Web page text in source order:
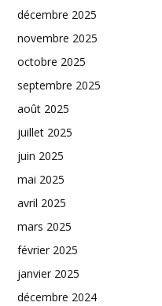
décembre 2025
novembre 2025
octobre 2025
septembre 2025
août 2025
juillet 2025
juin 2025
mai 2025
avril 2025
mars 2025
février 2025
janvier 2025
décembre 2024